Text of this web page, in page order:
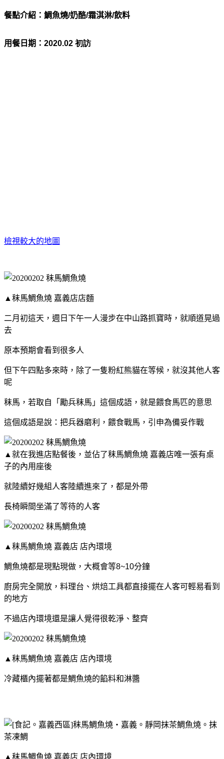
餐點介紹：鯛魚燒/奶酪/霜淇淋/飲料
用餐日期： 2020.02 初訪
檢視較大的地圖
▲秣馬鯛魚燒 嘉義店店麵
二月初這天，週日下午一人漫步在中山路抓寶時，就順道晃過
去
原本預期會看到很多人
但下午四點多來時，除了一隻粉紅熊貓在等候，就沒其他人客
呢
秣馬，若取自「勵兵秣馬」這個成語，就是餵食馬匹的意思
這個成語是說：把兵器磨利，餵食戰馬，引申為備妥作戰
▲就在我進店點餐後，並佔了秣馬鯛魚燒 嘉義店唯一張有桌
子的內用座後
就陸續好幾組人客陸續進來了，都是外帶
長椅瞬間坐滿了等待的人客
▲秣馬鯛魚燒 嘉義店 店內環境
鯛魚燒都是現點現做，大概會等8~10分鐘
廚房完全開放，料理台、烘焙工具都直接擺在人客可輕易看到
的地方
不過店內環境還是讓人覺得很乾淨、整齊
▲秣馬鯛魚燒 嘉義店 店內環境
冷藏櫃內擺著都是鯛魚燒的餡料和淋醬
▲秣馬鯛魚燒 嘉義店 店內環境